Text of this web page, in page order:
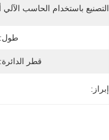
التصنيع باستخدام الحاسب الآلي
طول:
قطر الدائرة:
إبراز: